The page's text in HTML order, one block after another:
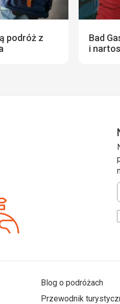
podróż z
Bad
i
Blog o podróżach
Przewodnik